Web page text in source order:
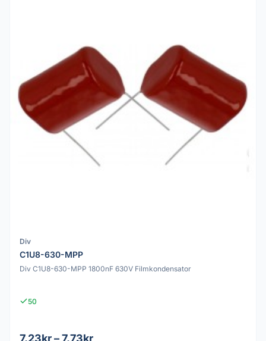
Div
C1U8-630-MPP
Div C1U8-630-MPP 1800nF 630V Filmkondensator
50
7.23kr – 7.73kr